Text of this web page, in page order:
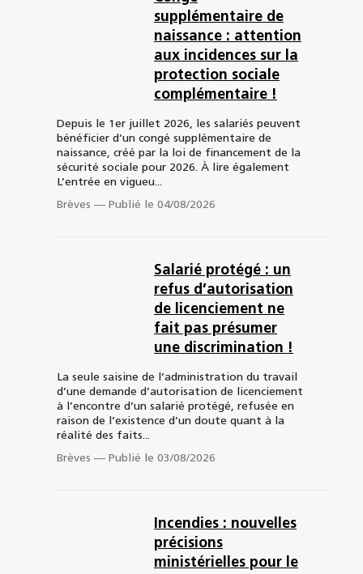
supplémentaire de
naissance : attention
aux incidences sur la
protection sociale
complémentaire !
Depuis le 1er juillet 2026, les salariés peuvent
bénéficier d’un congé supplémentaire de
naissance, créé par la loi de financement de la
sécurité sociale pour 2026. À lire également
L’entrée en vigueu...
Brèves — Publié le 04/08/2026
Salarié protégé : un
refus d’autorisation
de licenciement ne
fait pas présumer
une discrimination !
La seule saisine de l’administration du travail
d’une demande d’autorisation de licenciement
à l’encontre d’un salarié protégé, refusée en
raison de l’existence d’un doute quant à la
réalité des faits...
Brèves — Publié le 03/08/2026
Incendies : nouvelles
précisions
ministérielles pour le